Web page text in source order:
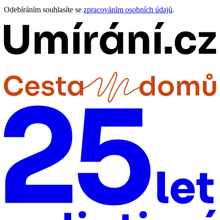
Odebíráním souhlasíte se zpracováním osobních údajů.